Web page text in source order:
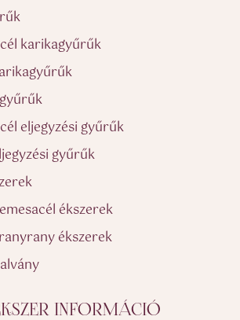
karikagyűrűk
eljegyzési gyűrűk
gyűrűk
ékszerek
ékszerek
INFORMÁCIÓ